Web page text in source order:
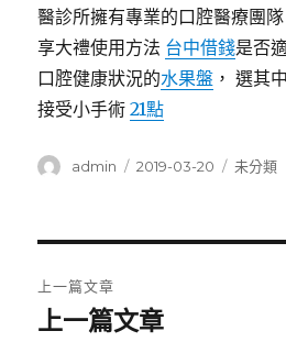
醫診所擁有專業的口腔醫療團
享大禮使用方法 台中借錢是否
口腔健康狀況的水果盤 ， 選其
接受小手術21點
作
admin
發
2019-03-20
分
未分類
章
上一篇文章
上
上一篇文章